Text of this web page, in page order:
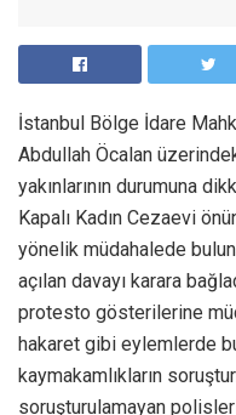
İstanbul Bölge İdare
Abdullah Öcalan
yakınlarının durumuna
Kapalı Kadın Cezaevi
yönelik müdahalede
açılan davayı karara
protesto gösterilerine
hakaret gibi eylemlerde
kaymakamlıkların
soruşturulamayan